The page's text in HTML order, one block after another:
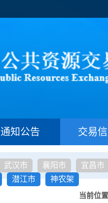
通知公告 交易
武汉市 襄阳市 宜昌市
潜江市
神农架
当前位